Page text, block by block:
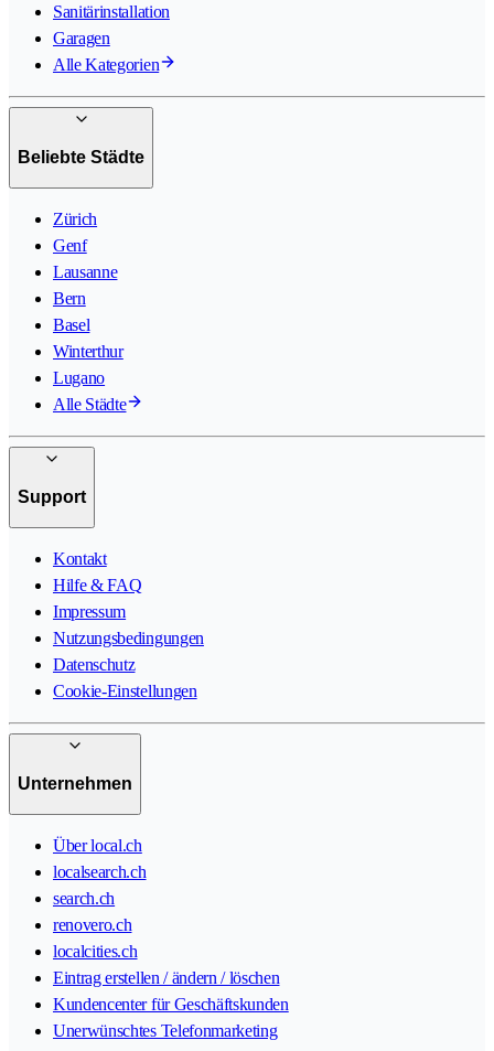
Sanitärinstallation
Garagen
Alle Kategorien
Beliebte Städte
Zürich
Genf
Lausanne
Bern
Basel
Winterthur
Lugano
Alle Städte
Support
Kontakt
Hilfe & FAQ
Impressum
Nutzungsbedingungen
Datenschutz
Cookie-Einstellungen
Unternehmen
Über local.ch
localsearch.ch
search.ch
renovero.ch
localcities.ch
Eintrag erstellen / ändern / löschen
Kundencenter für Geschäftskunden
Unerwünschtes Telefonmarketing